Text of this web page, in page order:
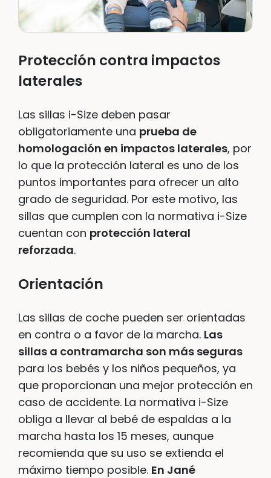
Protección contra impactos
laterales
Las sillas i-Size deben pasar
obligatoriamente una prueba de
homologación en impactos laterales, por
lo que la protección lateral es uno de los
puntos importantes para ofrecer un alto
grado de seguridad. Por este motivo, las
sillas que cumplen con la normativa i-Size
cuentan con protección lateral
reforzada.
Orientación
Las sillas de coche pueden ser orientadas
en contra o a favor de la marcha. Las
sillas a contramarcha son más seguras
para los bebés y los niños pequeños, ya
que proporcionan una mejor protección en
caso de accidente. La normativa i-Size
obliga a llevar al bebé de espaldas a la
marcha hasta los 15 meses, aunque
recomienda que su uso se extienda el
máximo tiempo posible. En Jané